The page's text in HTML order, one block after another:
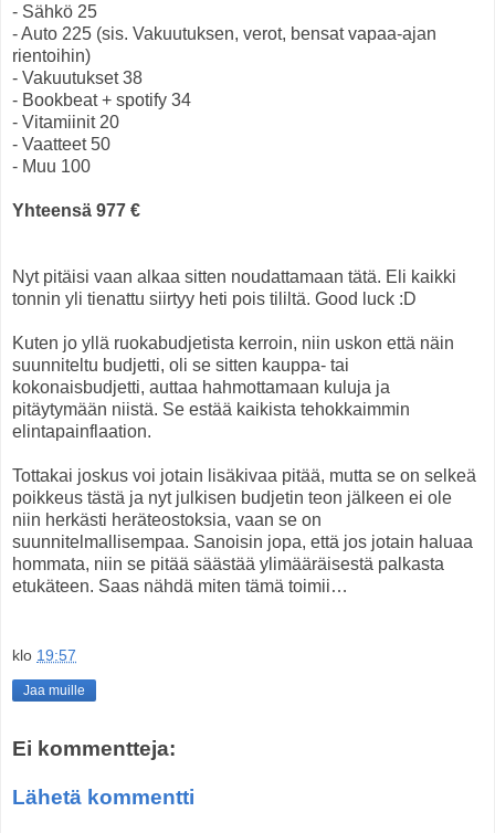
- Sähkö 25
- Auto 225 (sis. Vakuutuksen, verot, bensat vapaa-ajan
rientoihin)
- Vakuutukset 38
- Bookbeat + spotify 34
- Vitamiinit 20
- Vaatteet 50
- Muu 100
Yhteensä 977 €
Nyt pitäisi vaan alkaa sitten noudattamaan tätä. Eli kaikki
tonnin yli tienattu siirtyy heti pois tililtä. Good luck :D
Kuten jo yllä ruokabudjetista kerroin, niin uskon että näin
suunniteltu budjetti, oli se sitten kauppa- tai
kokonaisbudjetti, auttaa hahmottamaan kuluja ja
pitäytymään niistä. Se estää kaikista tehokkaimmin
elintapainflaation.
Tottakai joskus voi jotain lisäkivaa pitää, mutta se on selkeä
poikkeus tästä ja nyt julkisen budjetin teon jälkeen ei ole
niin herkästi heräteostoksia, vaan se on
suunnitelmallisempaa. Sanoisin jopa, että jos jotain haluaa
hommata, niin se pitää säästää ylimääräisestä palkasta
etukäteen. Saas nähdä miten tämä toimii…
klo 19:57
Jaa muille
Ei kommentteja:
Lähetä kommentti